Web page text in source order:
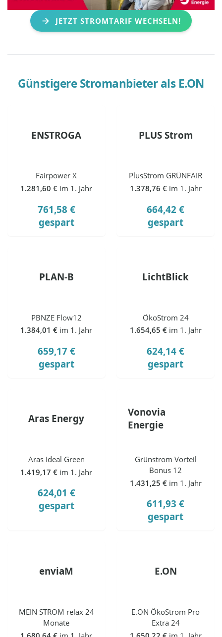
JETZT STROMTARIF WECHSELN!
Günstigere Stromanbieter als E.ON
ENSTROGA
Fairpower X
1.281,60 € im 1. Jahr
761,58 €
gespart
PLUS Strom
PlusStrom GRÜNFAIR
1.378,76 € im 1. Jahr
664,42 €
gespart
PLAN-B
PBNZE Flow12
1.384,01 € im 1. Jahr
659,17 €
gespart
LichtBlick
ÖkoStrom 24
1.654,65 € im 1. Jahr
624,14 €
gespart
Aras Energy
Aras Ideal Green
1.419,17 € im 1. Jahr
624,01 €
gespart
Vonovia
Energie
Grünstrom Vorteil
Bonus 12
1.431,25 € im 1. Jahr
611,93 €
gespart
enviaM
MEIN STROM relax 24
Monate
E.ON
E.ON ÖkoStrom Pro
Extra 24